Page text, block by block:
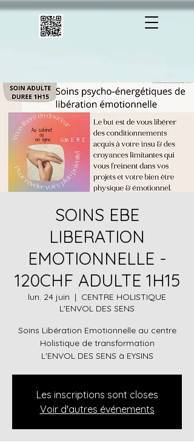
SOINS EBE
LIBERATION
EMOTIONNELLE -
120CHF ADULTE 1H15
lun. 24 juin
  |
CENTRE HOLISTIQUE
L'ENVOL DES SENS
Soins Libération Emotionnelle au centre
Holistique de transformation
Les inscriptions sont closes
Voir d'autres événements